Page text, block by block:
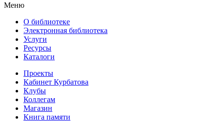
Меню
О библиотеке
Электронная библиотека
Услуги
Ресурсы
Каталоги
Проекты
Кабинет Курбатова
Клубы
Коллегам
Магазин
Книга памяти